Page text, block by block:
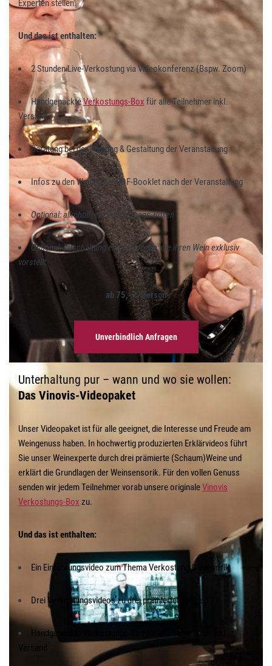
Experten stellen.
Und das ist enthalten:
2 Stunden Live-Verkostung via Videokonferenz (Bspw. Zoom)
HandgepackteVerkostungs-Box für alle Teilnehmer inkl.
Versand
Beratung bei der Planung & Gestaltung der Veranstaltung
Infos zu den Weinen als PDF-Booklet nach der Veranstaltung
Optional: alkoholfreie Verkostungs-Boxen
Optional: Zuschaltung einer Winzerin, die ihren Wein exklusiv
vorstellt
ab 75,- €/Person
Unverbindlich Anfragen
Unterhaltung pur – wann und wo sie wollen:
Das Vinovis-Videopaket
Unser Videopaket ist für alle geeignet, die Interesse und Freude am
Weingenuss haben. In hochwertig produzierten Erklärvideos führt
Sie unser Weinexperte durch drei prämierte (Schaum)Weine und
erklärt die Grundlagen der Weinsensorik. Für den vollen Genuss
senden wir jedem Teilnehmer vorab unsere originaleVinovis
Verkostungs-Box zu.
Und das ist enthalten:
Ein Einführungsvideo zum Thema Verkostung & Sensorik
Drei Verkostungsvideos zu drei prämierten Weinen
Handgepackte Verkostungs-Box für alle Teilnehmer inkl.
Versand